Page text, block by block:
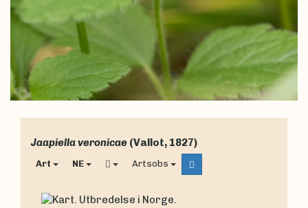
Jaapiella veronicae (Vallot, 1827)
Art NE Artsobs